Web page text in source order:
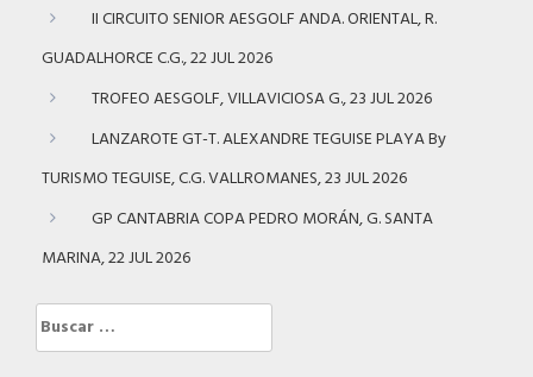
II CIRCUITO SENIOR AESGOLF ANDA. ORIENTAL, R.
GUADALHORCE C.G., 22 JUL 2026
TROFEO AESGOLF, VILLAVICIOSA G., 23 JUL 2026
LANZAROTE GT-T. ALEXANDRE TEGUISE PLAYA By
TURISMO TEGUISE, C.G. VALLROMANES, 23 JUL 2026
GP CANTABRIA COPA PEDRO MORÁN, G. SANTA
MARINA, 22 JUL 2026
Buscar: